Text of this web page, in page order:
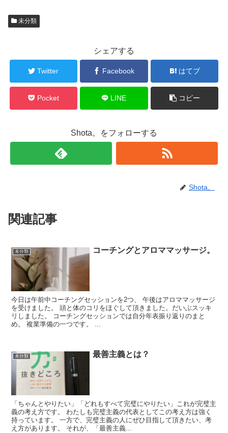
未分類
シェアする
Twitter Facebook はてブ
Pocket LINE コピー
Shota。をフォローする
Shota。
関連記事
未分類 コーチングとアロママッサージ。
今日は午前中コーチングセッションを2つ、 午後はアロママッサージ
を受けました。 頭と体のコリをほぐして頂きました。だいぶスッキ
リしました。 コーチングセッションでは自分年表振り返りのまと
め。 複業準備の一つです。 ...
未分類 最善主義とは？
「ちゃんとやりたい」「どれもすべて完璧にやりたい」これが完璧主
義の考え方です。 わたしも完璧主義の代表としてこの考え方は強く
持っています。 一方で、完璧主義の人にぜひ目指して頂きたい、考
え方があります。 それが、「最善主義...